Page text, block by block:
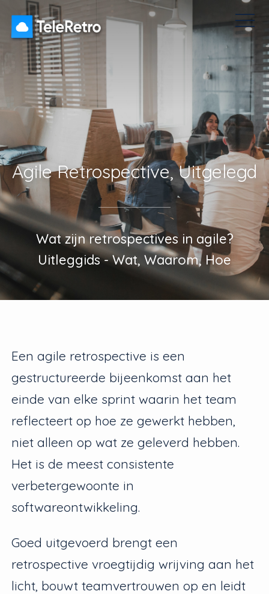
Pulse-enquêtes Prijzen Dashboard
Agile Retrospective, Uitgelegd
Wat zijn retrospectives in agile?
Uitleggids - Wat, Waarom, Hoe
Een agile retrospective is een
gestructureerde bijeenkomst aan het
einde van elke sprint waarin het team
reflecteert op hoe ze gewerkt hebben,
niet alleen op wat ze geleverd hebben.
Het is de meest consistente
verbetergewoonte in
softwareontwikkeling.
Goed uitgevoerd brengt een
retrospective vroegtijdig wrijving aan het
licht, bouwt teamvertrouwen op en leidt